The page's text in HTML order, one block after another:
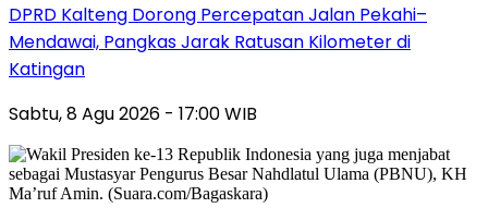
DPRD Kalteng Dorong Percepatan Jalan Pekahi–
Mendawai, Pangkas Jarak Ratusan Kilometer di
Katingan
Sabtu, 8 Agu 2026 - 17:00 WIB